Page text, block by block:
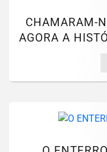
CHAMARAM-
AGORA A